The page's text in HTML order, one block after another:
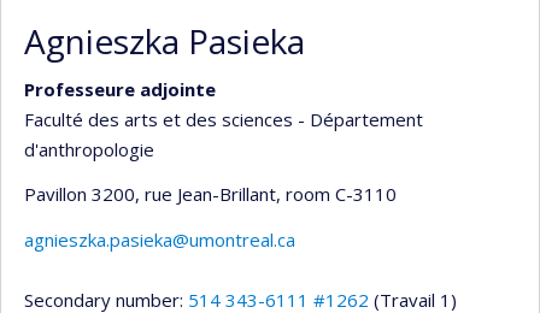
Agnieszka Pasieka
Professeure adjointe
Faculté des arts et des sciences - Département
d'anthropologie
Pavillon 3200, rue Jean-Brillant, room C-3110
agnieszka.pasieka@umontreal.ca
Secondary number: 514 343-6111 #1262 (Travail 1)